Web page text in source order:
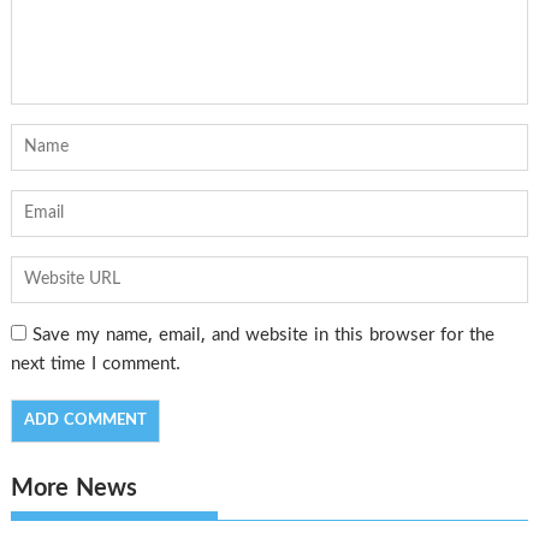
Save my name, email, and website in this browser for the
next time I comment.
More News